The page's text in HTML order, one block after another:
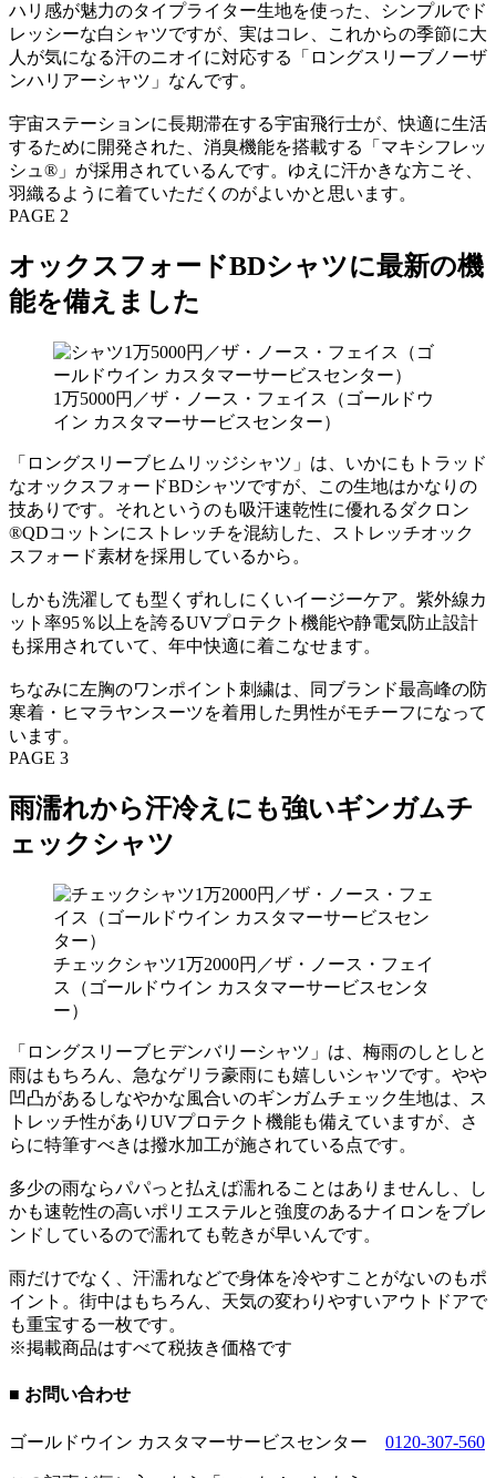
ハリ感が魅力のタイプライター生地を使った、シンプルでド
レッシーな白シャツですが、実はコレ、これからの季節に大
人が気になる汗のニオイに対応する「ロングスリーブノーザ
ンハリアーシャツ」なんです。
宇宙ステーションに長期滞在する宇宙飛行士が、快適に生活
するために開発された、消臭機能を搭載する「マキシフレッ
シュ®」が採用されているんです。ゆえに汗かきな方こそ、
羽織るように着ていただくのがよいかと思います。
PAGE 2
オックスフォードBDシャツに最新の機
能を備えました
1万5000円／ザ・ノース・フェイス（ゴールドウ
イン カスタマーサービスセンター）
「ロングスリーブヒムリッジシャツ」は、いかにもトラッド
なオックスフォードBDシャツですが、この生地はかなりの
技ありです。それというのも吸汗速乾性に優れるダクロン
®QDコットンにストレッチを混紡した、ストレッチオック
スフォード素材を採用しているから。
しかも洗濯しても型くずれしにくいイージーケア。紫外線カ
ット率95％以上を誇るUVプロテクト機能や静電気防止設計
も採用されていて、年中快適に着こなせます。
ちなみに左胸のワンポイント刺繍は、同ブランド最高峰の防
寒着・ヒマラヤンスーツを着用した男性がモチーフになって
います。
PAGE 3
雨濡れから汗冷えにも強いギンガムチ
ェックシャツ
チェックシャツ1万2000円／ザ・ノース・フェイ
ス（ゴールドウイン カスタマーサービスセンタ
ー）
「ロングスリーブヒデンバリーシャツ」は、梅雨のしとしと
雨はもちろん、急なゲリラ豪雨にも嬉しいシャツです。やや
凹凸があるしなやかな風合いのギンガムチェック生地は、ス
トレッチ性がありUVプロテクト機能も備えていますが、さ
らに特筆すべきは撥水加工が施されている点です。
多少の雨ならパパっと払えば濡れることはありませんし、し
かも速乾性の高いポリエステルと強度のあるナイロンをブレ
ンドしているので濡れても乾きが早いんです。
雨だけでなく、汗濡れなどで身体を冷やすことがないのもポ
イント。街中はもちろん、天気の変わりやすいアウトドアで
も重宝する一枚です。
※掲載商品はすべて税抜き価格です
■ お問い合わせ
ゴールドウイン カスタマーサービスセンター 0120-307-560